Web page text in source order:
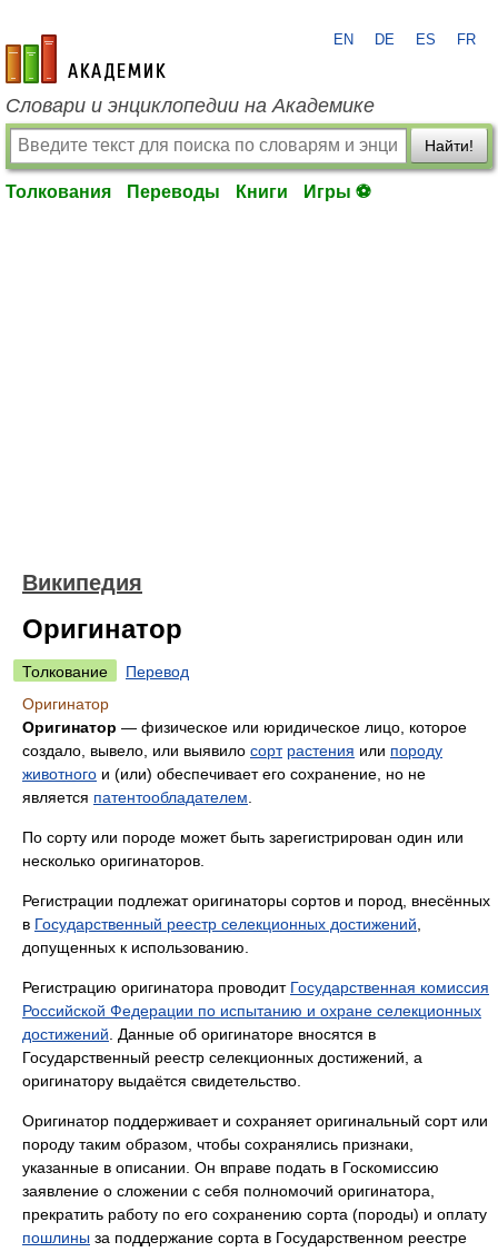
academic.ru
EN DE ES FR
Словари и энциклопедии на Академике
Найти!
Толкования Переводы Книги Игры ⚽
Википедия
Оригинатор
Толкование
Перевод
Оригинатор
Оригинатор — физическое или юридическое лицо, которое
создало, вывело, или выявило сорт растения или породу
животного и (или) обеспечивает его сохранение, но не
является патентообладателем
По сорту или породе может быть зарегистрирован один или
несколько оригинаторов.
Регистрации подлежат оригинаторы сортов и пород, внесённых
в Государственный реестр селекционных достижений
допущенных к использованию.
Регистрацию оригинатора проводит Государственная комиссия
Российской Федерации по испытанию и охране селекционных
достижений . Данные об оригинаторе вносятся в
Государственный реестр селекционных достижений, а
оригинатору выдаётся свидетельство.
Оригинатор поддерживает и сохраняет оригинальный сорт или
породу таким образом, чтобы сохранялись признаки,
указанные в описании. Он вправе подать в Госкомиссию
заявление о сложении с себя полномочий оригинатора,
прекратить работу по его сохранению сорта (породы) и оплату
пошлины за поддержание сорта в Государственном реестре